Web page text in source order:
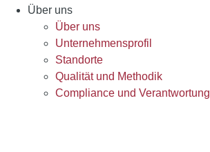
Über uns
Über uns
Unternehmensprofil
Standorte
Qualität und Methodik
Compliance und Verantwortung